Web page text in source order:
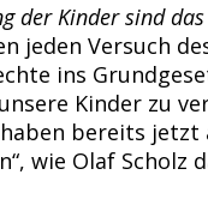
der Kinder sind
Versuch
ins
Kinder zu
bereits jetzt
wie Olaf Scholz